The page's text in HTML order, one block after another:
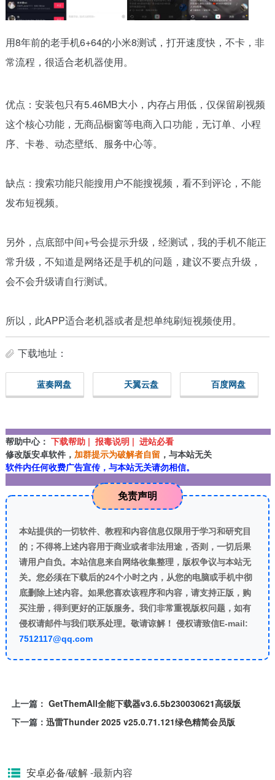
用8年前的老手机6+64的小米8测试，打开速度快，不卡，非
常流程，很适合老机器使用。
优点：安装包只有5.46MB大小，内存占用低，仅保留刷视频
这个核心功能，无商品橱窗等电商入口功能，无订单、小程
序、卡卷、动态壁纸、服务中心等。
缺点：搜索功能只能搜用户不能搜视频，看不到评论，不能
发布短视频。
另外，点底部中间+号会提示升级，经测试，我的手机不能正
常升级，不知道是网络还是手机的问题，建议不要点升级，
会不会升级请自行测试。
所以，此APP适合老机器或者是想单纯刷短视频使用。
下载地址：
蓝奏网盘 天翼云盘 百度网盘
帮助中心： 下载帮助 | 报毒说明 | 进站必看
修改版安卓软件， 加群提示为破解者自留 ，与本站无关
软件内任何收费广告宣传，与本站无关请勿相信。
免责声明
本站提供的一切软件、教程和内容信息仅限用于学习和研究目
的；不得将上述内容用于商业或者非法用途，否则，一切后果
请用户自负。本站信息来自网络收集整理，版权争议与本站无
关。您必须在下载后的24个小时之内，从您的电脑或手机中彻
底删除上述内容。如果您喜欢该程序和内容，请支持正版，购
买注册，得到更好的正版服务。我们非常重视版权问题，如有
侵权请邮件与我们联系处理。敬请谅解！ 侵权请致信E-mail:
7512117@qq.com
上一篇： GetThemAll全能下载器v3.6.5b230030621高级版
下一篇： 迅雷Thunder 2025 v25.0.71.121绿色精简会员版
安卓必备/破解-最新内容